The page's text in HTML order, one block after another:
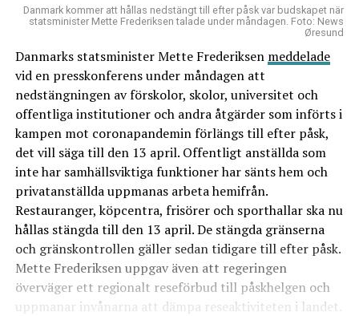
Danmark kommer att hållas nedstängt till efter påsk var budskapet när
statsminister Mette Frederiksen talade under måndagen. Foto: News
Øresund
Danmarks statsminister Mette Frederiksen meddelade
vid en presskonferens under måndagen att
nedstängningen av förskolor, skolor, universitet och
offentliga institutioner och andra åtgärder som införts i
kampen mot coronapandemin förlängs till efter påsk,
det vill säga till den 13 april. Offentligt anställda som
inte har samhällsviktiga funktioner har sänts hem och
privatanställda uppmanas arbeta hemifrån.
Restauranger, köpcentra, frisörer och sporthallar ska nu
hållas stängda till den 13 april. De stängda gränserna
och gränskontrollen gäller sedan tidigare till efter påsk.
Mette Frederiksen uppgav även att regeringen
överväger ett regionalt reseförbud till påskhelgen och
uppmanar invånarna att dämpa reseaktiviteten i landet.